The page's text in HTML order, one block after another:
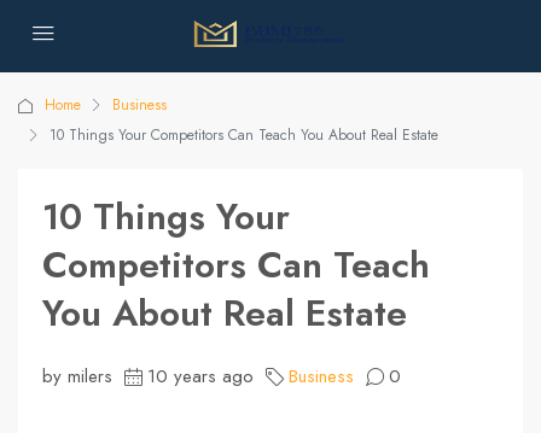
Home
Business
10 Things Your Competitors Can Teach You About Real Estate
10 Things Your
Competitors Can Teach
You About Real Estate
by milers 10 years ago Business 0